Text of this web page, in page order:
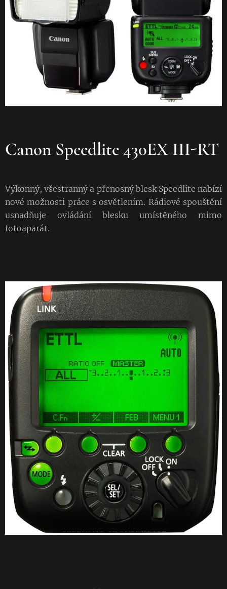
Canon Speedlite 430EX III-RT
Výkonný, všestranný a přenosný blesk Speedlite nabízí
nové možnosti práce s osvětlením. Rádiové spouštění
usnadňuje ovládání blesku umístěného mimo
fotoaparát.